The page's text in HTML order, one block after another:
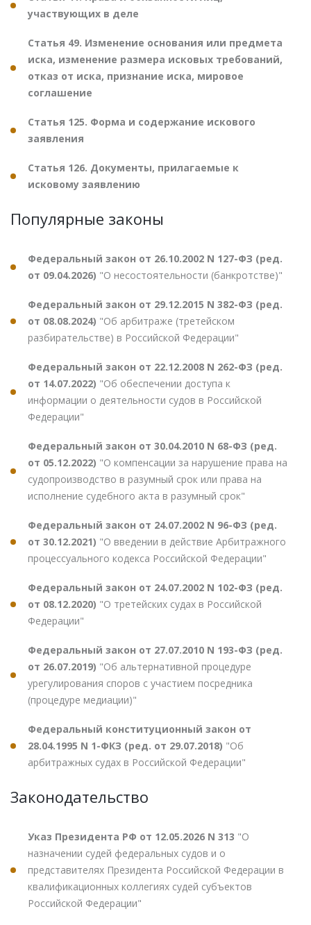
участвующих в деле
Статья 49. Изменение основания или предмета
иска, изменение размера исковых требований,
отказ от иска, признание иска, мировое
соглашение
Статья 125. Форма и содержание искового
заявления
Статья 126. Документы, прилагаемые к
исковому заявлению
Популярные законы
Федеральный закон от 26.10.2002 N 127-ФЗ (ред.
от 09.04.2026) "О несостоятельности (банкротстве)"
Федеральный закон от 29.12.2015 N 382-ФЗ (ред.
от 08.08.2024) "Об арбитраже (третейском
разбирательстве) в Российской Федерации"
Федеральный закон от 22.12.2008 N 262-ФЗ (ред.
от 14.07.2022) "Об обеспечении доступа к
информации о деятельности судов в Российской
Федерации"
Федеральный закон от 30.04.2010 N 68-ФЗ (ред.
от 05.12.2022) "О компенсации за нарушение права на
судопроизводство в разумный срок или права на
исполнение судебного акта в разумный срок"
Федеральный закон от 24.07.2002 N 96-ФЗ (ред.
от 30.12.2021) "О введении в действие Арбитражного
процессуального кодекса Российской Федерации"
Федеральный закон от 24.07.2002 N 102-ФЗ (ред.
от 08.12.2020) "О третейских судах в Российской
Федерации"
Федеральный закон от 27.07.2010 N 193-ФЗ (ред.
от 26.07.2019) "Об альтернативной процедуре
урегулирования споров с участием посредника
(процедуре медиации)"
Федеральный конституционный закон от
28.04.1995 N 1-ФКЗ (ред. от 29.07.2018) "Об
арбитражных судах в Российской Федерации"
Законодательство
Указ Президента РФ от 12.05.2026 N 313 "О
назначении судей федеральных судов и о
представителях Президента Российской Федерации в
квалификационных коллегиях судей субъектов
Российской Федерации"